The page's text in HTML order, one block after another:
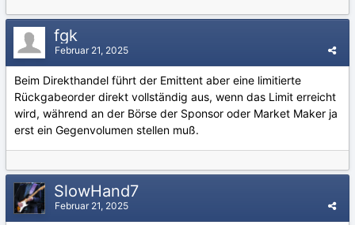
fgk
Februar 21, 2025
Beim Direkthandel führt der Emittent aber eine limitierte
Rückgabeorder direkt vollständig aus, wenn das Limit erreicht
wird, während an der Börse der Sponsor oder Market Maker ja
erst ein Gegenvolumen stellen muß.
SlowHand7
Februar 21, 2025